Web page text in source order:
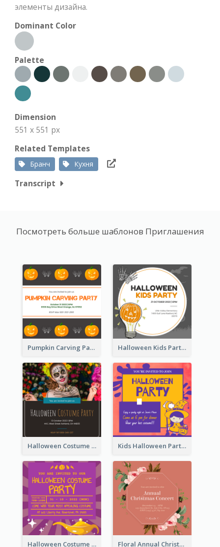
элементы дизайна.
Dominant Color
Palette
Dimension
551 x 551 px
Related Templates
Бранч Кухня
Transcript
Посмотреть больше шаблонов Приглашения
Pumpkin Carving Party Invitation Halloween Kids Party Invitation
Halloween Costume Party Invitation Kids Halloween Party Invitation
Halloween Costume Party Invitation Floral Annual Christmas Concert Invitation